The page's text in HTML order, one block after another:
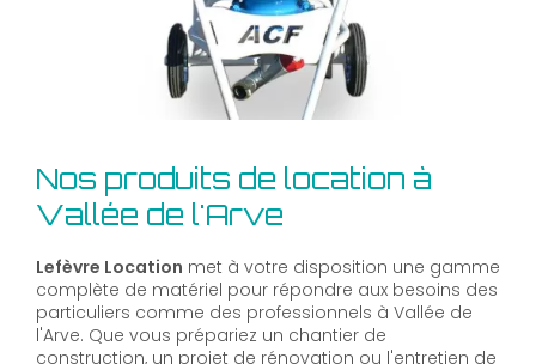
Nos produits de location à
Vallée de l'Arve
Lefèvre Location met à votre disposition une gamme
complète de matériel pour répondre aux besoins des
particuliers comme des professionnels à Vallée de
l'Arve. Que vous prépariez un chantier de
construction, un projet de rénovation ou l'entretien de